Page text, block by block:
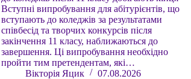
Вступні випробування для абітурієнтів, що
вступають до коледжів за результатами
співбесід та творчих конкурсів після
закінчення 11 класу, наближаються до
завершення. Ці випробування необхідно
пройти тим претендентам, які…
Вікторія Яцик
07.08.2026